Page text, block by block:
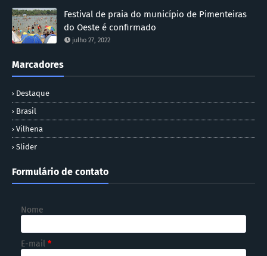
Festival de praia do município de Pimenteiras
do Oeste é confirmado
julho 27, 2022
Marcadores
Destaque
Brasil
Vilhena
Slider
Formulário de contato
Nome
E-mail *